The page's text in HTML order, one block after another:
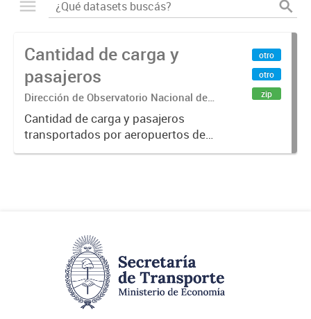
Cantidad de carga y
pasajeros
Dirección de Observatorio Nacional de
Transporte
Cantidad de carga y pasajeros
transportados por aeropuertos de
la República Argentina. Fuente: Sig
otro
otro
zip